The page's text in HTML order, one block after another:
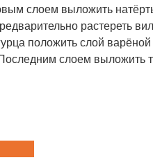
слоем выложить
растереть
положить слой
слоем выложить